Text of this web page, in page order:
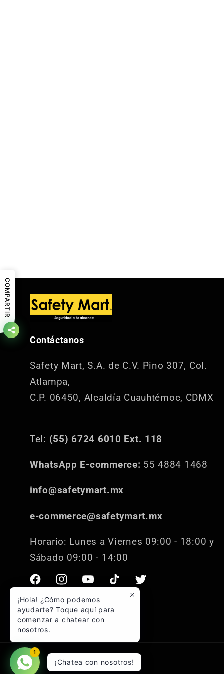
Contáctanos
Safety Mart, S.A. de C.V. Pino 307, Col.
Atlampa,
C.P. 06450, Alcaldía Cuauhtémoc, CDMX
Tel: (55) 6724 6010 Ext. 118
WhatsApp E-commerce: 55 4884 1468
info@safetymart.mx
e-commerce@safetymart.mx
Horario: Lunes a Viernes 09:00 - 18:00 y
Sábado 09:00 - 14:00
FacebookInstagramYouTubeTikTokTwitter
¡Hola! ¿Cómo podemos
ayudarte? Toque aquí para
comenzar a chatear con
nosotros.
¡Chatea con nosotros!
1
COMPARTIR